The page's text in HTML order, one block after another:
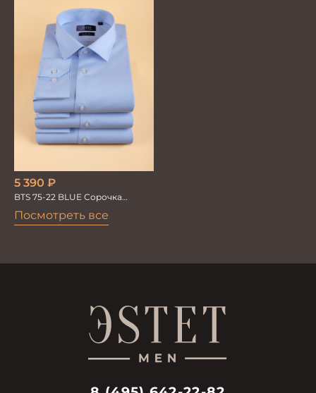
Посмотреть все
5 390 ₽
BTS 75-22 BLUE Сорочка
мужская лайкра бамбук